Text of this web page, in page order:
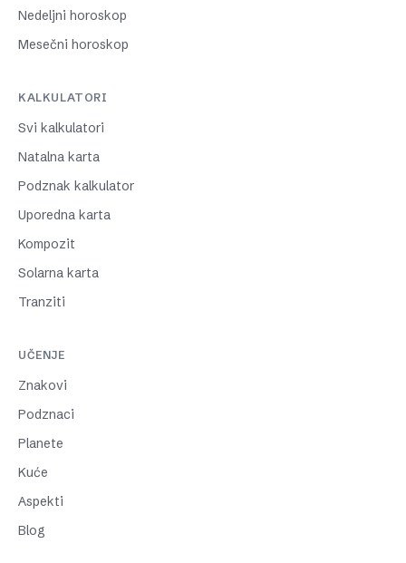
Nedeljni horoskop
Mesečni horoskop
KALKULATORI
Svi kalkulatori
Natalna karta
Podznak kalkulator
Uporedna karta
Kompozit
Solarna karta
Tranziti
UČENJE
Znakovi
Podznaci
Planete
Kuće
Aspekti
Blog